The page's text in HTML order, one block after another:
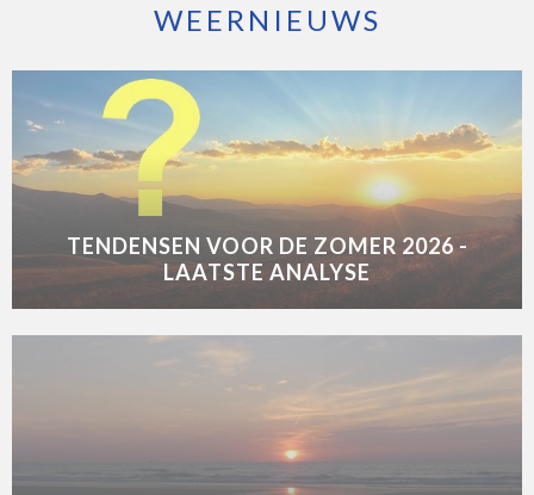
WEERNIEUWS
TENDENSEN VOOR DE ZOMER 2026 -
LAATSTE ANALYSE